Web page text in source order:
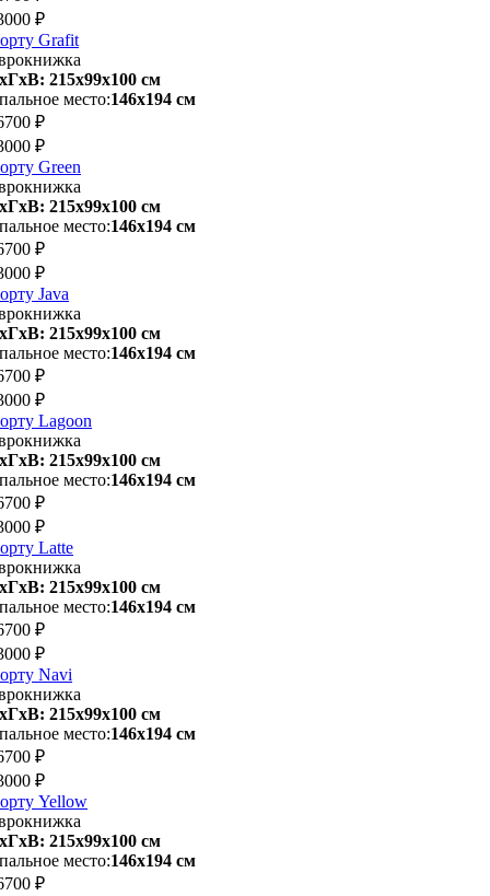
₽
Grafit
215х99x100 см
место:146х194 см
₽
₽
Green
215х99x100 см
место:146х194 см
₽
₽
Java
215х99x100 см
место:146х194 см
₽
₽
Lagoon
215х99x100 см
место:146х194 см
₽
₽
Latte
215х99x100 см
место:146х194 см
₽
₽
Navi
215х99x100 см
место:146х194 см
₽
₽
Yellow
215х99x100 см
место:146х194 см
₽